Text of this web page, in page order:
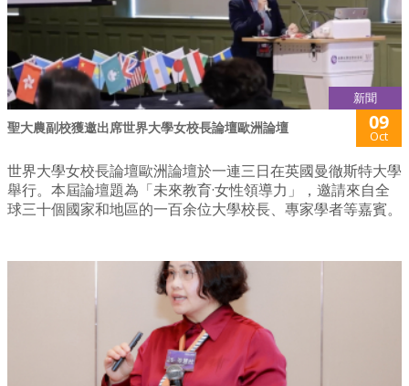
新聞
聖大農副校獲邀出席世界大學女校長論壇歐洲論壇 09
Oct
世界大學女校長論壇歐洲論壇於一連三日在英國曼徹斯特大學
舉行。本屆論壇題為「未來教育·女性領導力」，邀請來自全
球三十個國家和地區的一百余位大學校長、專家學者等嘉賓。